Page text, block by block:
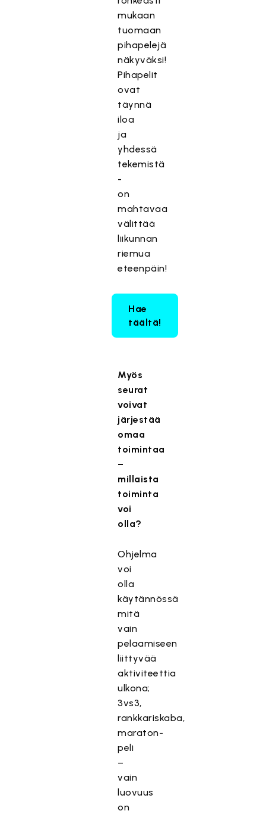
mukaan
tuomaan
pihapelejä
näkyväksi!
Pihapelit
ovat
täynnä
iloa
ja
yhdessä
tekemistä
-
on
mahtavaa
välittää
liikunnan
riemua
eteenpäin!
Hae
täältä!
Myös
seurat
voivat
järjestää
omaa
toimintaa
–
millaista
toiminta
voi
olla?
Ohjelma
voi
olla
käytännössä
mitä
vain
pelaamiseen
liittyvää
aktiviteettia
ulkona;
3vs3,
rankkariskaba,
maraton-
peli
–
vain
luovuus
on